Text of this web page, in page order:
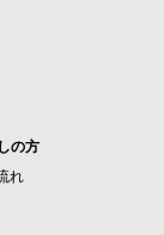
の方
れ